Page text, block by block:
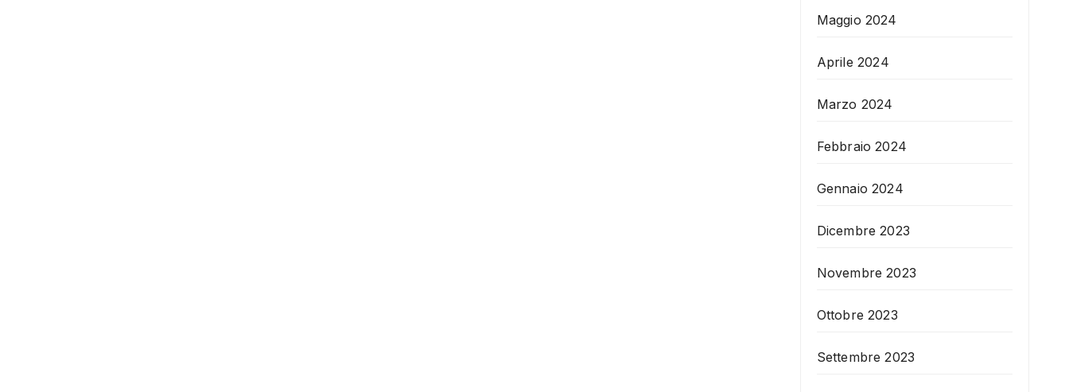
Maggio 2024
Aprile 2024
Marzo 2024
Febbraio 2024
Gennaio 2024
Dicembre 2023
Novembre 2023
Ottobre 2023
Settembre 2023